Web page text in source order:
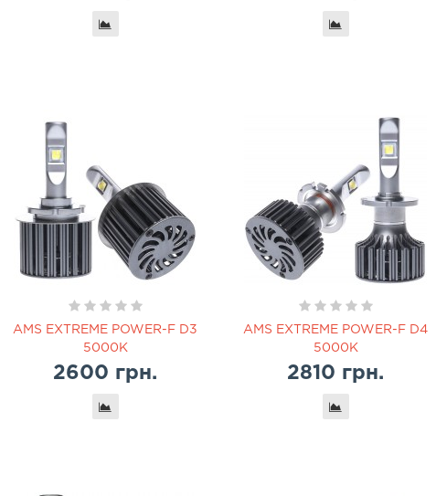
AMS EXTREME POWER-F D3
5000K
2600 грн.
AMS EXTREME POWER-F D4
5000K
2810 грн.